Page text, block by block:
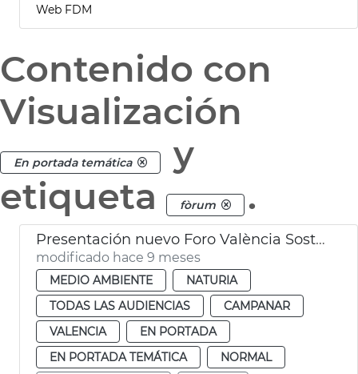
Web FDM
Contenido con
Visualización
En portada temática
y
etiqueta
fòrum .
Presentación nuevo Foro València Sostenible
modificado hace 9 meses
MEDIO AMBIENTE
NATURIA
TODAS LAS AUDIENCIAS
CAMPANAR
VALENCIA
EN PORTADA
EN PORTADA TEMÁTICA
NORMAL